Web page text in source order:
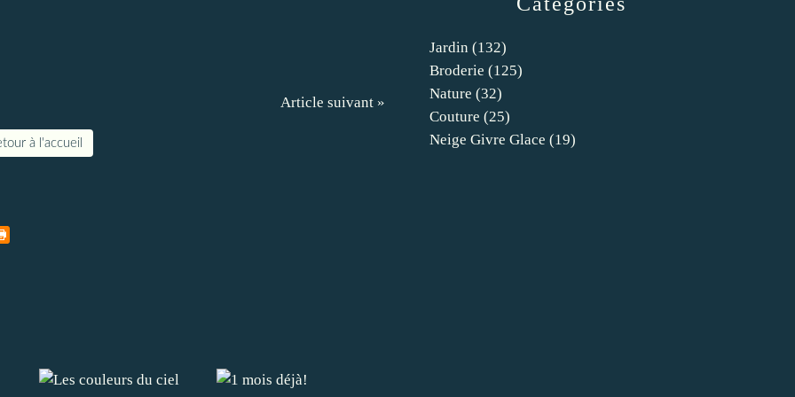
Article suivant »
à l'accueil
Jardin (132)
Broderie (125)
Nature (32)
Couture (25)
Neige Givre Glace (19)